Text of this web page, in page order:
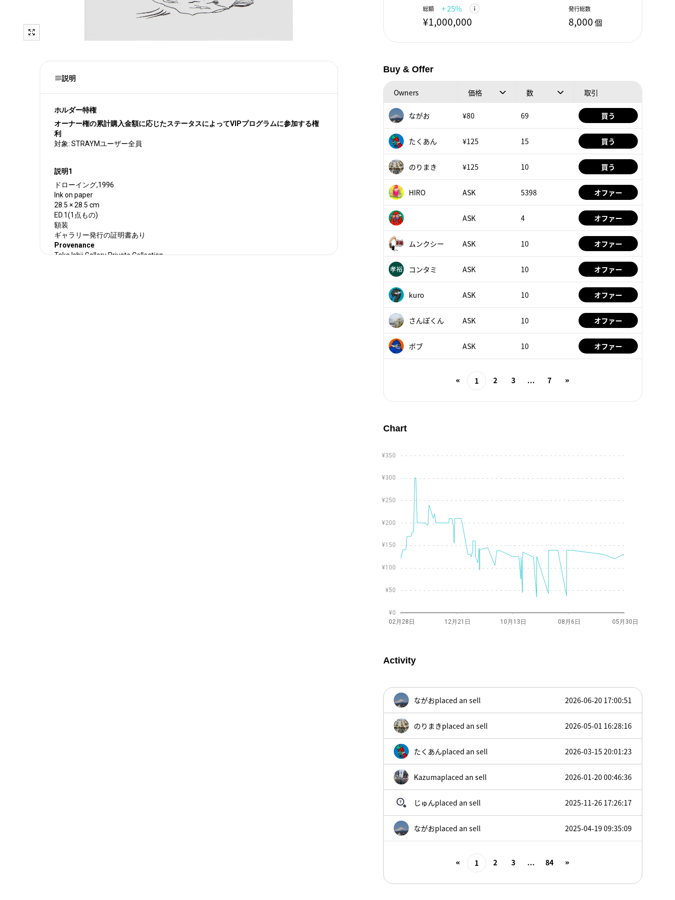
説明
ホルダー特権
オーナー権の累計購⼊⾦額に応じたステータスによってVIPプログラムに参加する権
利
対象: STRAYMユーザー全員
説明1
ドローイング,1996
Ink on paper
28.5 × 28.5 cm
ED.1(1点もの)
額装
ギャラリー発行の証明書あり
Provenance
Taka Ishii Gallery Private Collection
総額 + 25%
¥1,000,000
発行総数
8,000個
Buy & Offer
Owners 価格 数 取引
ながお ¥80 69 買う
たくあん ¥125 15 買う
のりまき ¥125 10 買う
HIRO ASK 5398 オファー
ASK 4 オファー
ムンクシー ASK 10 オファー
コンタミ ASK 10 オファー
kuro ASK 10 オファー
さんぽくん ASK 10 オファー
ボブ ASK 10 オファー
1 2 3 ... 7
Chart
02月28日 12月21日 10月13日 08月6日 05月30日
¥0
¥50
¥100
¥150
¥200
¥250
¥300
¥350
Activity
ながおplaced an sell 2026-06-20 17:00:51
のりまきplaced an sell 2026-05-01 16:28:16
たくあんplaced an sell 2026-03-15 20:01:23
Kazumaplaced an sell 2026-01-20 00:46:36
じゅんplaced an sell 2025-11-26 17:26:17
ながおplaced an sell 2025-04-19 09:35:09
1 2 3 ... 84